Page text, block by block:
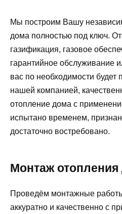
Мы построим Вашу
дома полностью под ключ.
газификация, газовое
гарантийное обслуживание
вас по необходимости будет
нашей компанией,
отопление дома с
испытано временем,
достаточно востребовано.
Монтаж
Проведём монтажные
аккуратно и качественно с